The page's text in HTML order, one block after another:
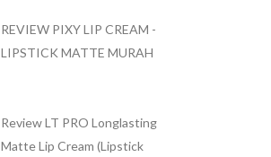
REVIEW PIXY LIP CREAM -
LIPSTICK MATTE MURAH
Review LT PRO Longlasting
Matte Lip Cream (Lipstick